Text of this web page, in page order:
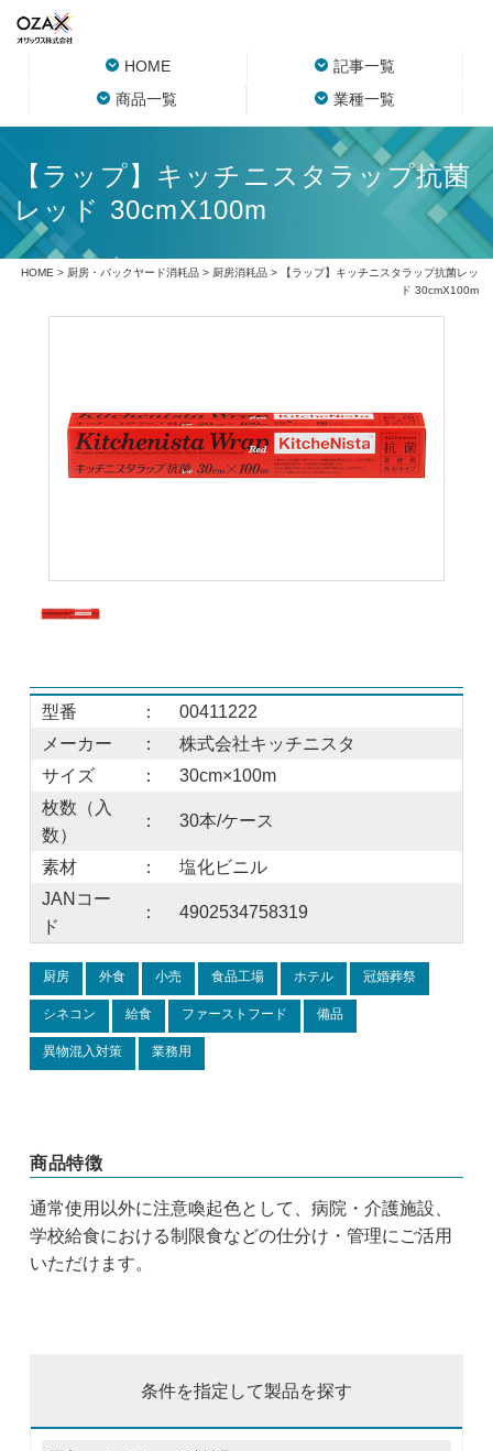
HOME
記事一覧
商品一覧
業種一覧
【ラップ】キッチニスタラップ抗菌
レッド 30cmX100m
HOME > 厨房・バックヤード消耗品> 厨房消耗品> 【ラップ】キッチニスタラップ抗菌レッ
ド 30cmX100m
型番 ：
00411222
メーカー
：
株式会社キッチニスタ
サイズ
：
30cm×100m
枚数（入
数）
： 30本/ケース
素材 ：
塩化ビニル
JANコー
ド
： 4902534758319
厨房 外食 小売 食品工場 ホテル 冠婚葬祭
シネコン 給食 ファーストフード 備品
異物混入対策 業務用
商品特徴
通常使用以外に注意喚起色として、病院・介護施設、
学校給食における制限食などの仕分け・管理にご活用
いただけます。
条件を指定して製品を探す